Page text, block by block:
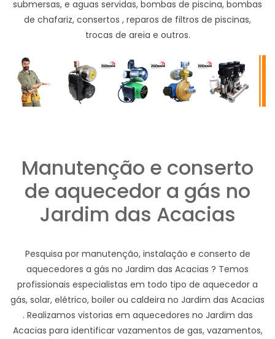
submersas, e aguas servidas, bombas de piscina, bombas
de chafariz, consertos , reparos de filtros de piscinas,
trocas de areia e outros.
Manutenção e conserto
de aquecedor a gás no
Jardim das Acacias
Pesquisa por manutenção, instalação e conserto de
aquecedores a gás no Jardim das Acacias ? Temos
profissionais especialistas em todo tipo de aquecedor a
gás, solar, elétrico, boiler ou caldeira no Jardim das Acacias
. Realizamos vistorias em aquecedores no Jardim das
Acacias para identificar vazamentos de gas, vazamentos,